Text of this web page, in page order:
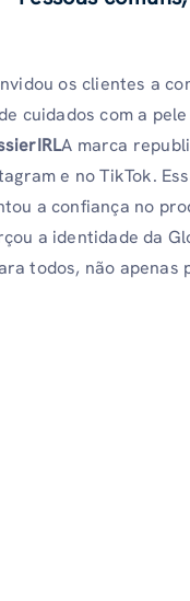
os clientes a
cuidados com a
A marca
e no TikTok.
a confiança no
a identidade da
todos, não apenas